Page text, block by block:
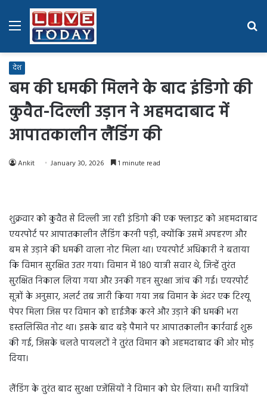
Menu
देश
बम की धमकी मिलने के बाद इंडिगो की
कुवैत-दिल्ली उड़ान ने अहमदाबाद में
आपातकालीन लैंडिंग की
Ankit January 30, 2026 1 minute read
शुक्रवार को कुवैत से दिल्ली जा रही इंडिगो की एक फ्लाइट को अहमदाबाद
एयरपोर्ट पर आपातकालीन लैंडिंग करनी पड़ी, क्योंकि उसमें अपहरण और
बम से उड़ाने की धमकी वाला नोट मिला था। एयरपोर्ट अधिकारी ने बताया
कि विमान सुरक्षित उतर गया। विमान में 180 यात्री सवार थे, जिन्हें तुरंत
सुरक्षित निकाल लिया गया और उनकी गहन सुरक्षा जांच की गई। एयरपोर्ट
सूत्रों के अनुसार, अलर्ट तब जारी किया गया जब विमान के अंदर एक टिश्यू
पेपर मिला जिस पर विमान को हाईजैक करने और उड़ाने की धमकी भरा
हस्तलिखित नोट था। इसके बाद बड़े पैमाने पर आपातकालीन कार्रवाई शुरू
की गई, जिसके चलते पायलटों ने तुरंत विमान को अहमदाबाद की ओर मोड़
दिया।
लैंडिंग के तुरंत बाद सुरक्षा एजेंसियों ने विमान को घेर लिया। सभी यात्रियों